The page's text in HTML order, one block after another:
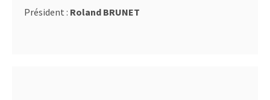
Président : Roland BRUNET